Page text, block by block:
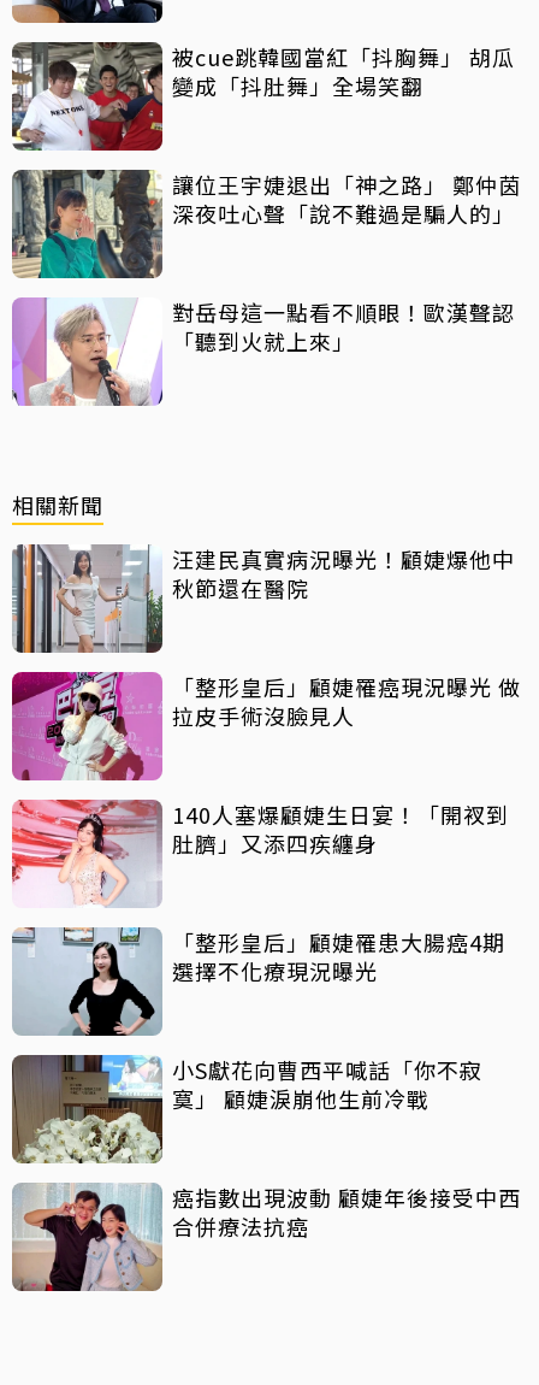
被cue跳韓國當紅「抖胸舞」 胡瓜
變成「抖肚舞」全場笑翻
讓位王宇婕退出「神之路」 鄭仲茵
深夜吐心聲「說不難過是騙人的」
對岳母這一點看不順眼！歐漢聲認
「聽到火就上來」
相關新聞
汪建民真實病況曝光！顧婕爆他中
秋節還在醫院
「整形皇后」顧婕罹癌現況曝光 做
拉皮手術沒臉見人
140人塞爆顧婕生日宴！「開衩到
肚臍」又添四疾纏身
「整形皇后」顧婕罹患大腸癌4期
選擇不化療現況曝光
小S獻花向曹西平喊話「你不寂
寞」 顧婕淚崩他生前冷戰
癌指數出現波動 顧婕年後接受中西
合併療法抗癌